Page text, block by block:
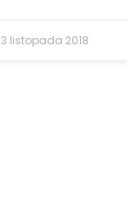
3 listopada 2018